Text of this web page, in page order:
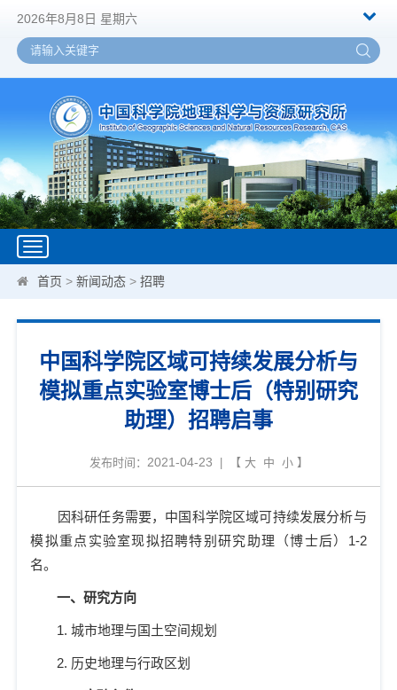
2026年8月8日 星期六
Toggle
navigation
首页 >新闻动态 >招聘
中国科学院区域可持续发展分析与
模拟重点实验室博士后（特别研究
助理）招聘启事
发布时间： 2021-04-23 | 【 大 中 小】
因科研任务需要，中国科学院区域可持续发展分析与
模拟重点实验室现拟招聘特别研究助理（博士后） 1-2
名。
一、研究方向
1.城市地理与国土空间规划
2. 历史地理与行政区划